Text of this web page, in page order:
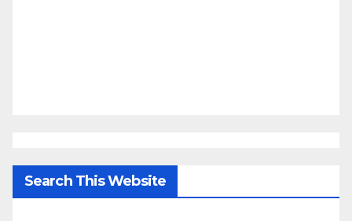
Search This Website